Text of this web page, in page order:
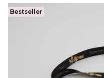
Bestseller